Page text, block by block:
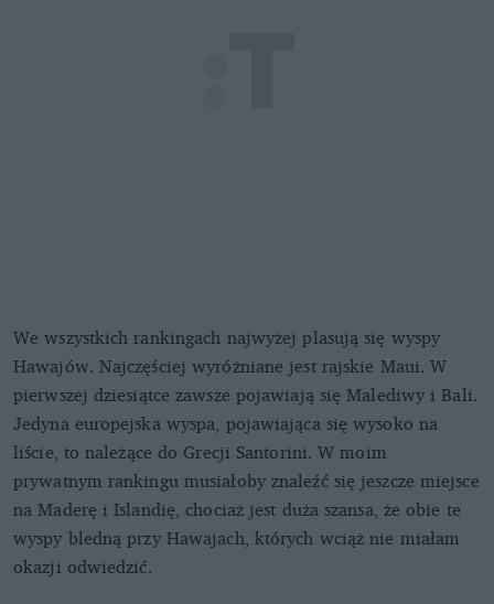
We wszystkich rankingach najwyżej plasują się wyspy
Hawajów. Najczęściej wyróżniane jest rajskie Maui. W
pierwszej dziesiątce zawsze pojawiają się Malediwy i Bali.
Jedyna europejska wyspa, pojawiająca się wysoko na
liście, to należące do Grecji Santorini. W moim
prywatnym rankingu musiałoby znaleźć się jeszcze miejsce
na Maderę i Islandię, chociaż jest duża szansa, że obie te
wyspy bledną przy Hawajach, których wciąż nie miałam
okazji odwiedzić.